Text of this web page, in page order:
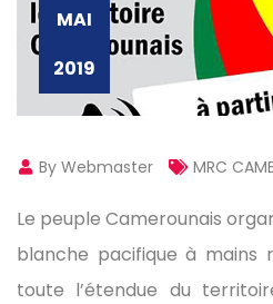
MAI
2019
By Webmaster MRC
Le peuple Camerounais
blanche pacifique à mains
toute l’étendue du